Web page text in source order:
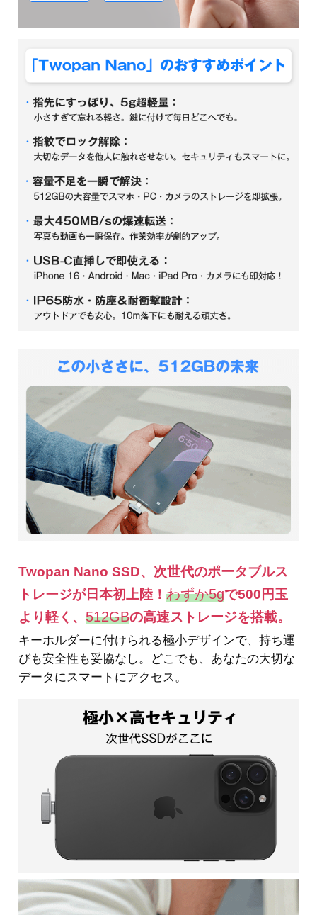
Twopan Nano SSD、次世代のポータブルス
トレージが日本初上陸！ わずか5gで500円玉
より軽く、 512GBの高速ストレージを搭載。
キーホルダーに付けられる極小デザインで、持ち運
びも安全性も妥協なし。どこでも、あなたの大切な
データにスマートにアクセス。